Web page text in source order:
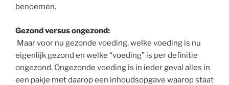
benoemen.
Gezond versus ongezond:
Maar voor nu gezonde voeding, welke voeding is nu
eigenlijk gezond en welke “voeding” is per definitie
ongezond. Ongezonde voeding is in ieder geval alles in
een pakje met daarop een inhoudsopgave waarop staat